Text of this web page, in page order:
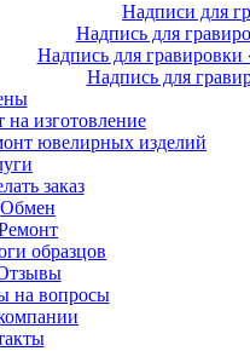
Надписи для
Надпись для
Надпись для
Надпись для
на изготовление
ювелирных изделий
заказ
Обмен
образцов
на вопросы